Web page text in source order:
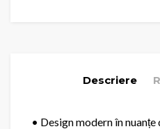
Descriere
• Design modern în